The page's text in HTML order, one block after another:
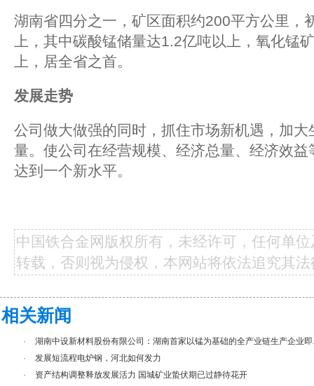
湖南省四分之一，矿区面积约200平方公里，
上，其中碳酸锰储量达1.2亿吨以上，氧化锰
上，居全省之首。
发展走势
公司做大做强的同时，抓住市场新机遇，加
量。使公司在经营规模、经济总量、经济效
达到一个新水平。
中国铁合金网版权所有，未经许可，任何单
转载，否则视为侵权，本网站将依法追究其
相关新闻
·
湖南中设新材料股份有限公司：湖南首家以锰为基础的全产业链生产企业即
·
发展短流程电炉钢，河北如何发力
·
资产结构调整释放发展活力 国城矿业蛰伏期已过静待花开